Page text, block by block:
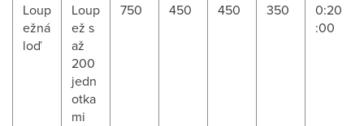
Loup
ežná
loď
Loup
ež s
až
200
jedn
otka
mi
750 450 450 350
0:20
:00